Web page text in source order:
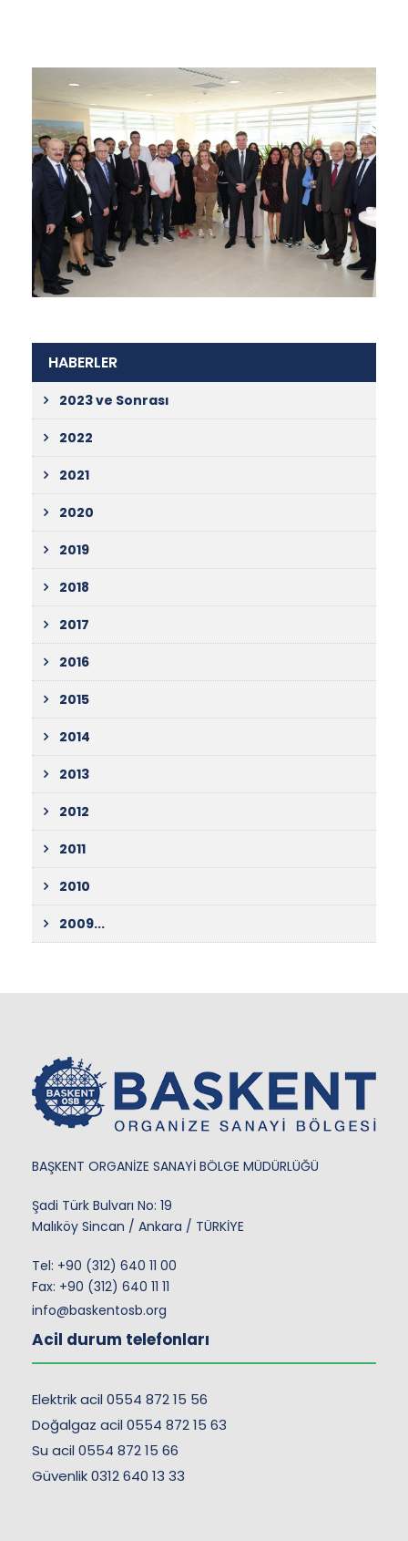
HABERLER
2023 ve Sonrası
2022
2021
2020
2019
2018
2017
2016
2015
2014
2013
2012
2011
2010
2009...
BAŞKENT ORGANİZE SANAYİ BÖLGE MÜDÜRLÜĞÜ
Şadi Türk Bulvarı No: 19
Malıköy Sincan / Ankara / TÜRKİYE
Tel: +90 (312) 640 11 00
Fax: +90 (312) 640 11 11
info@baskentosb.org
Acil durum telefonları
Elektrik acil 0554 872 15 56
Doğalgaz acil 0554 872 15 63
Su acil 0554 872 15 66
Güvenlik 0312 640 13 33